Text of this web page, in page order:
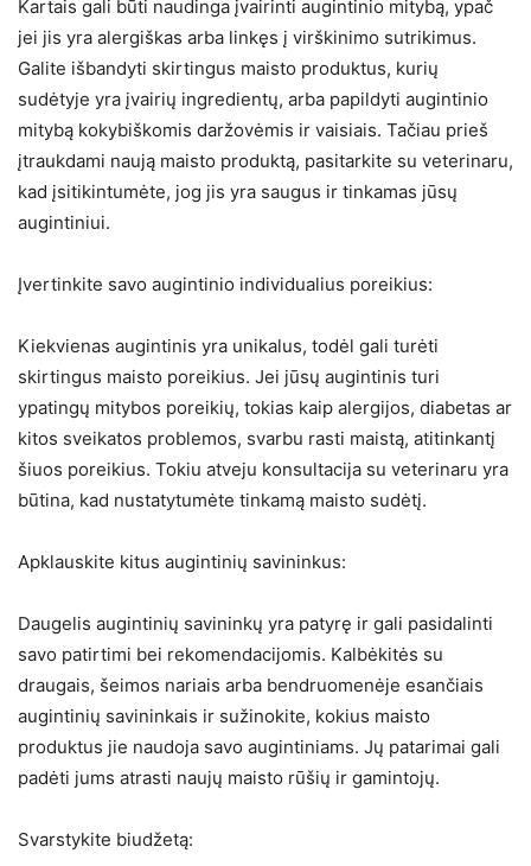
Kartais gali būti naudinga įvairinti augintinio mitybą, ypač
jei jis yra alergiškas arba linkęs į virškinimo sutrikimus.
Galite išbandyti skirtingus maisto produktus, kurių
sudėtyje yra įvairių ingredientų, arba papildyti augintinio
mitybą kokybiškomis daržovėmis ir vaisiais. Tačiau prieš
įtraukdami naują maisto produktą, pasitarkite su veterinaru,
kad įsitikintumėte, jog jis yra saugus ir tinkamas jūsų
augintiniui.
Įvertinkite savo augintinio individualius poreikius:
Kiekvienas augintinis yra unikalus, todėl gali turėti
skirtingus maisto poreikius. Jei jūsų augintinis turi
ypatingų mitybos poreikių, tokias kaip alergijos, diabetas ar
kitos sveikatos problemos, svarbu rasti maistą, atitinkantį
šiuos poreikius. Tokiu atveju konsultacija su veterinaru yra
būtina, kad nustatytumėte tinkamą maisto sudėtį.
Apklauskite kitus augintinių savininkus:
Daugelis augintinių savininkų yra patyrę ir gali pasidalinti
savo patirtimi bei rekomendacijomis. Kalbėkitės su
draugais, šeimos nariais arba bendruomenėje esančiais
augintinių savininkais ir sužinokite, kokius maisto
produktus jie naudoja savo augintiniams. Jų patarimai gali
padėti jums atrasti naujų maisto rūšių ir gamintojų.
Svarstykite biudžetą: